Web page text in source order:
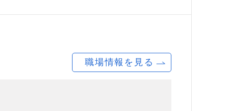
職場情報を見る